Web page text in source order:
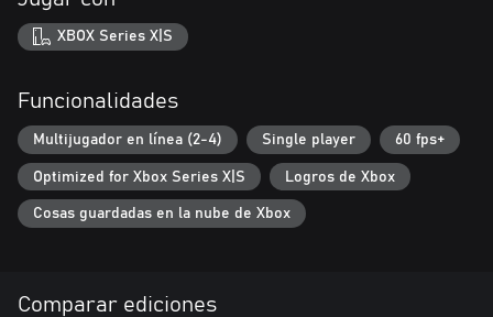
XBOX Series X|S
Funcionalidades
Multijugador en línea (2-4) Single player 60 fps+
Optimized for Xbox Series X|S Logros de Xbox
Cosas guardadas en la nube de Xbox
Comparar ediciones